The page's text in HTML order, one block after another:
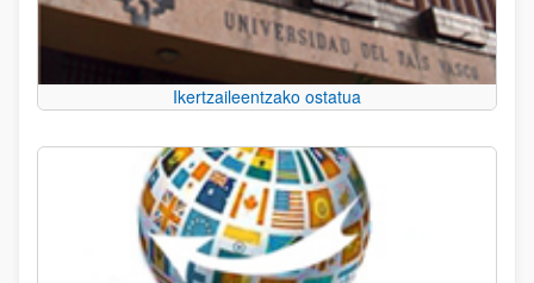
Ikertzaileentzako ostatua